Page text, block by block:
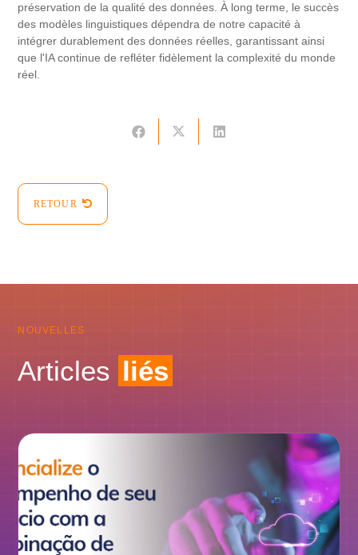
préservation de la qualité des données. À long terme, le succès
des modèles linguistiques dépendra de notre capacité à
intégrer durablement des données réelles, garantissant ainsi
que l'IA continue de refléter fidèlement la complexité du monde
réel.
RETOUR
NOUVELLES
Articles liés